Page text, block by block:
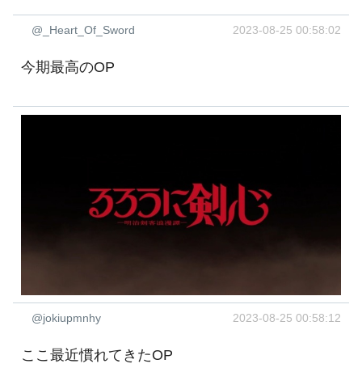
@_Heart_Of_Sword 2023-08-25 00:58:02
今期最高のOP
@jokiupmnhy 2023-08-25 00:58:12
ここ最近慣れてきたOP